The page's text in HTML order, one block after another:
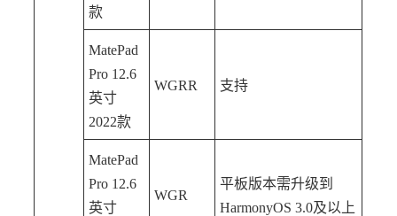
款
MatePad
Pro 12.6
英寸
2022款
WGRR 支持
MatePad
Pro 12.6
英寸
WGR
平板版本需升级到
HarmonyOS 3.0及以上